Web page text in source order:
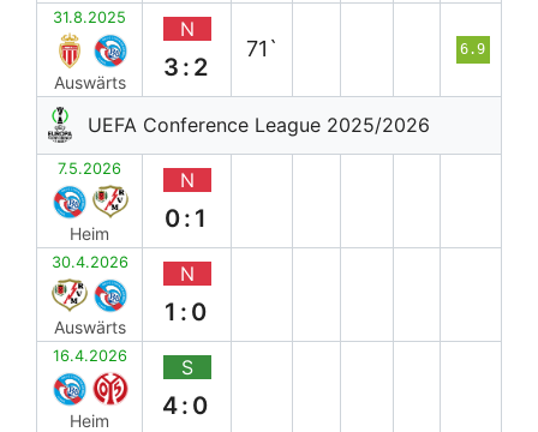
31.8.2025
Auswärts
N
3:2
71` 6.9
UEFA Conference League 2025/2026
7.5.2026
Heim
N
0:1
30.4.2026
Auswärts
N
1:0
16.4.2026
Heim
S
4:0